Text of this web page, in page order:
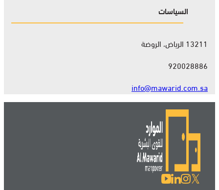
السياسات
13211 الرياض، الروضة
920028886
info@mawarid.com.sa